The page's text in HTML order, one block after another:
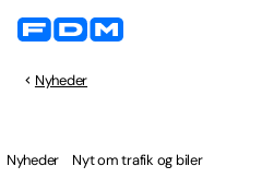
Nyheder
Nyheder Nyt om trafik og biler